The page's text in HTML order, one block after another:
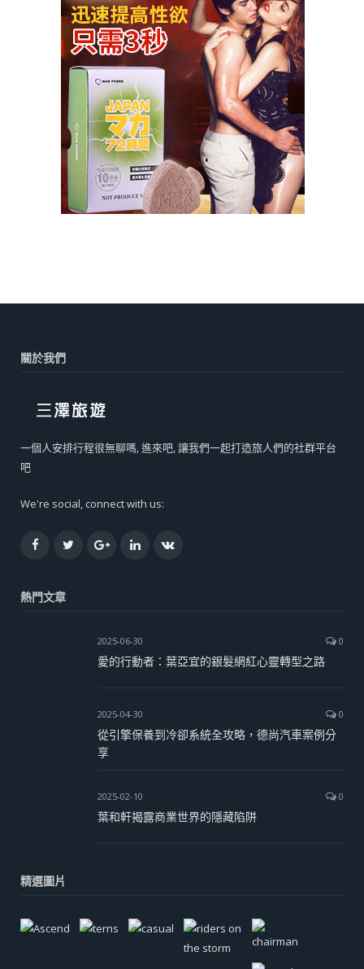
關於我們
一個人安排行程很無聊嗎, 進來吧, 讓我們一起打造旅人們的社群平台
吧
We're social, connect with us:
FacebookTwitterGoogle+LinkedInVK
熱門文章
2025-06-30 0
愛的行動者：葉亞宜的銀髮網紅心靈轉型之路
2025-04-30 0
從引擎保養到冷卻系統全攻略，德尚汽車案例分
享
2025-02-10 0
葉和軒揭露商業世界的隱藏陷阱
精選圖片